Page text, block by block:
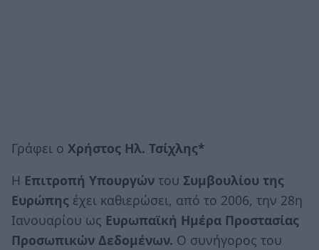
Γράφει ο Χρήστος Ηλ. Τσίχλης*
Η Επιτροπή Υπουργών του Συμβουλίου της
Ευρώπης έχει καθιερώσει, από το 2006, την 28η
Ιανουαρίου ως Ευρωπαϊκή Ημέρα Προστασίας
Προσωπικών Δεδομένων. Ο συνήγορος του